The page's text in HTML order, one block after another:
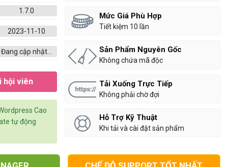
1.7.0
2023-11-10
Đang cập nhật...
hội viên
Cao
tự động
Mức Giá Phù Hợp
Tiết kiệm 10 lần
Sản Phẩm Nguyên Gốc
Không chứa mã độc
Tải Xuống Trực Tiếp
Không phải chờ đợi
Hỗ Trợ Kỹ Thuật
Khi tải và cài đặt sản phẩm